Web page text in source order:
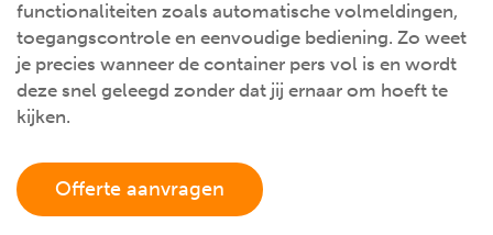
functionaliteiten zoals automatische volmeldingen,
toegangscontrole en eenvoudige bediening. Zo weet
je precies wanneer de container pers vol is en wordt
deze snel geleegd zonder dat jij ernaar om hoeft te
kijken.
Offerte aanvragen